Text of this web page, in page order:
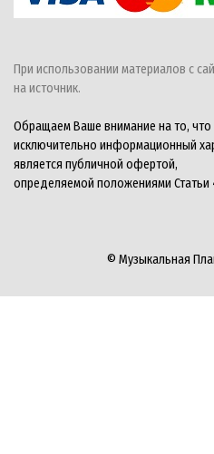
При использовании материалов с
на источник.
Обращаем Ваше внимание на то, что
исключительно информационный
является публичной офертой,
определяемой положениями
© Музыкальная